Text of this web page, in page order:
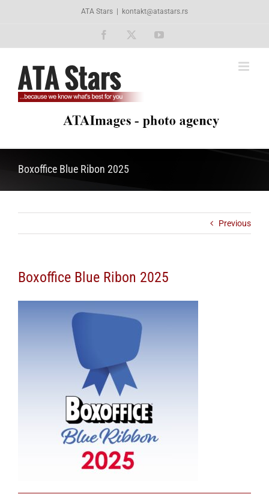
ATA Stars kontakt@atastars.rs
Facebook YouTube
Boxoffice Blue Ribon 2025
Previous
Boxoffice Blue Ribon 2025